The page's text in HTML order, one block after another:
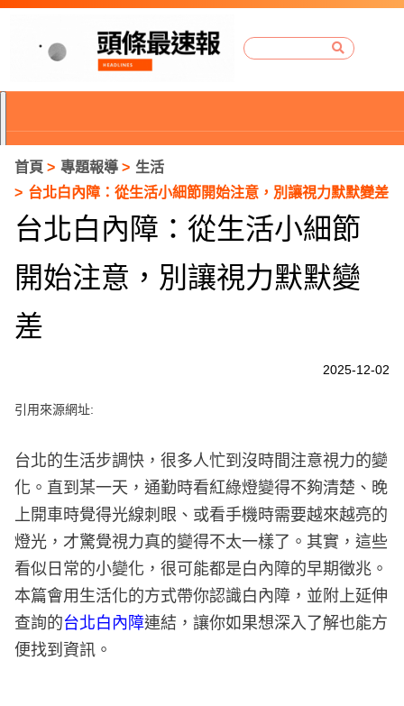
首頁 專題報導
生活
台北白內障：從生活小細節開始注意，別讓視力默默變差
台北白內障：從生活小細節
開始注意，別讓視力默默變
差
2025-12-02
引用來源網址:
台北的生活步調快，很多人忙到沒時間注意視力的變
化。直到某一天，通勤時看紅綠燈變得不夠清楚、晚
上開車時覺得光線刺眼、或看手機時需要越來越亮的
燈光，才驚覺視力真的變得不太一樣了。其實，這些
看似日常的小變化，很可能都是白內障的早期徵兆。
本篇會用生活化的方式帶你認識白內障，並附上延伸
查詢的台北白內障連結，讓你如果想深入了解也能方
便找到資訊。